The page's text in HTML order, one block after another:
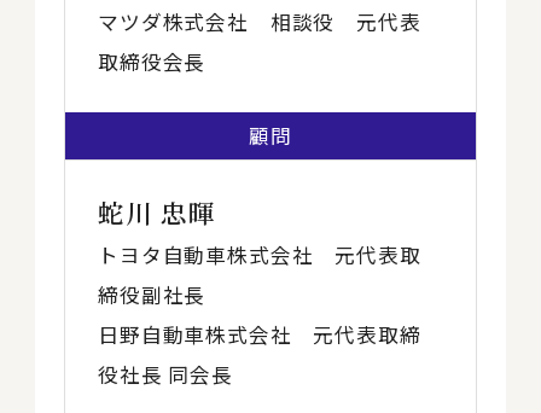
マツダ株式会社 相談役 元代表
取締役会長
顧問
蛇川 忠暉
トヨタ自動車株式会社 元代表取
締役副社長
日野自動車株式会社 元代表取締
役社長 同会長